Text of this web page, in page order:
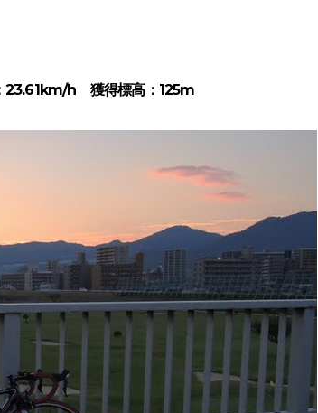
h 獲得標高：125m